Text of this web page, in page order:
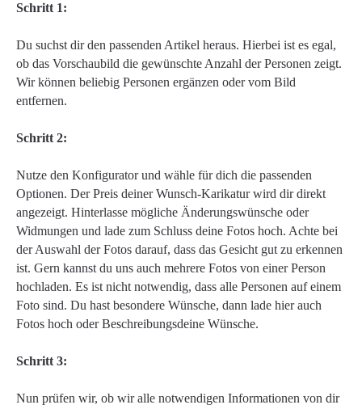
Schritt 1:
Du suchst dir den passenden Artikel heraus. Hierbei ist es egal,
ob das Vorschaubild die gewünschte Anzahl der Personen zeigt.
Wir können beliebig Personen ergänzen oder vom Bild
entfernen.
Schritt 2:
Nutze den Konfigurator und wähle für dich die passenden
Optionen. Der Preis deiner Wunsch-Karikatur wird dir direkt
angezeigt. Hinterlasse mögliche Änderungswünsche oder
Widmungen und lade zum Schluss deine Fotos hoch. Achte bei
der Auswahl der Fotos darauf, dass das Gesicht gut zu erkennen
ist. Gern kannst du uns auch mehrere Fotos von einer Person
hochladen. Es ist nicht notwendig, dass alle Personen auf einem
Foto sind. Du hast besondere Wünsche, dann lade hier auch
Fotos hoch oder Beschreibungsdeine Wünsche.
Schritt 3:
Nun prüfen wir, ob wir alle notwendigen Informationen von dir